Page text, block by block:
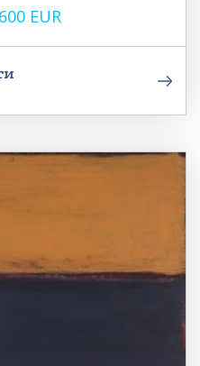
EUR